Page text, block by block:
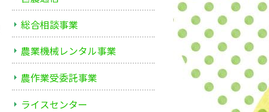
総合相談事業
農業機械レンタル事業
農作業受委託事業
ライスセンター